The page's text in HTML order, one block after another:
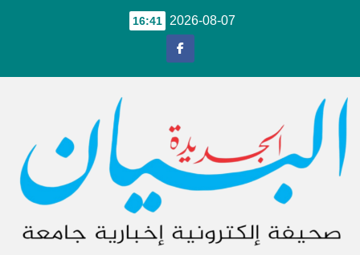
2026-08-07
16:41